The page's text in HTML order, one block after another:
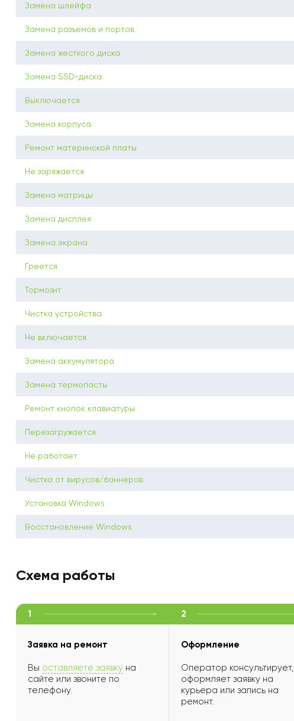
Замена шлейфа
Замена разъемов и портов
Замена жесткого диска
Замена SSD-диска
Выключается
Замена корпуса
Ремонт материнской платы
Не заряжается
Замена матрицы
Замена дисплея
Замена экрана
Греется
Тормозит
Чистка устройства
Не включается
Замена аккумулятора
Замена термопасты
Ремонт кнопок клавиатуры
Перезагружается
Не работает
Чистка от вирусов/баннеров
Установка Windows
Восстановление Windows
Схема работы
1
Заявка на ремонт
Вы оставляете заявку на
сайте или звоните по
телефону.
2
Оформление
Оператор консультирует,
оформляет заявку на
курьера или запись на
ремонт.